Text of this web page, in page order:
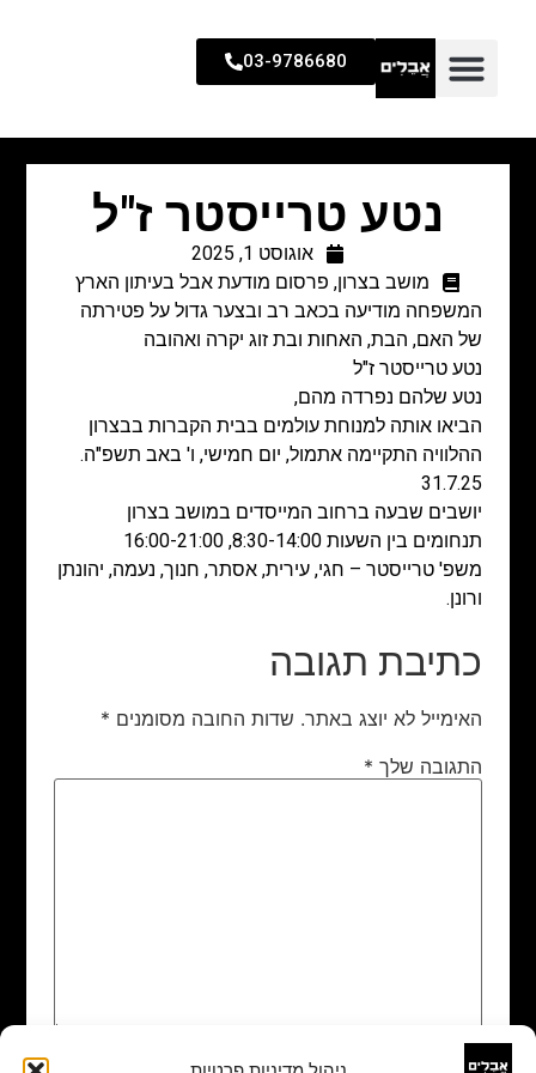
03-9786680
נטע טרייסטר ז"ל
אוגוסט 1, 2025
מושב בצרון, פרסום מודעת אבל בעיתון הארץ
המשפחה מודיעה בכאב רב ובצער גדול על פטירתה
של האם, הבת, האחות ובת זוג יקרה ואהובה
נטע טרייסטר ז"ל
נטע שלהם נפרדה מהם,
הביאו אותה למנוחת עולמים בבית הקברות בבצרון
ההלוויה התקיימה אתמול, יום חמישי, ו' באב תשפ"ה.
31.7.25
יושבים שבעה ברחוב המייסדים במושב בצרון
תנחומים בין השעות 8:30-14:00, 16:00-21:00
משפ' טרייסטר – חגי, עירית, אסתר, חנוך, נעמה, יהונתן
ורונן.
כתיבת תגובה
האימייל לא יוצג באתר. שדות החובה מסומנים *
התגובה שלך *